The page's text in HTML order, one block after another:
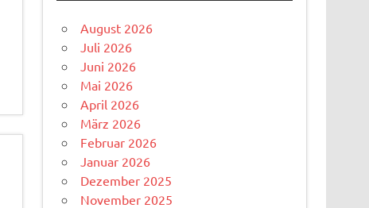
August 2026
Juli 2026
Juni 2026
Mai 2026
April 2026
März 2026
Februar 2026
Januar 2026
Dezember 2025
November 2025